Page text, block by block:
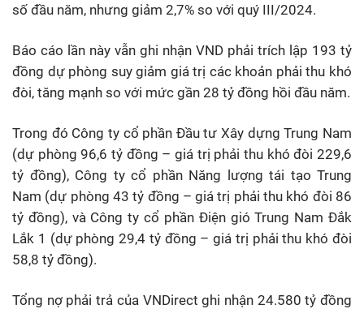
số đầu năm, nhưng giảm 2,7% so với quý III/2024.
Báo cáo lần này vẫn ghi nhận VND phải trích lập 193 tỷ
đồng dự phòng suy giảm giá trị các khoản phải thu khó
đòi, tăng mạnh so với mức gần 28 tỷ đồng hồi đầu năm.
Trong đó Công ty cổ phần Đầu tư Xây dựng Trung Nam
(dự phòng 96,6 tỷ đồng – giá trị phải thu khó đòi 229,6
tỷ đồng), Công ty cổ phần Năng lượng tái tạo Trung
Nam (dự phòng 43 tỷ đồng – giá trị phải thu khó đòi 86
tỷ đồng), và Công ty cổ phần Điện gió Trung Nam Đắk
Lắk 1 (dự phòng 29,4 tỷ đồng – giá trị phải thu khó đòi
58,8 tỷ đồng).
Tổng nợ phải trả của VNDirect ghi nhận 24.580 tỷ đồng